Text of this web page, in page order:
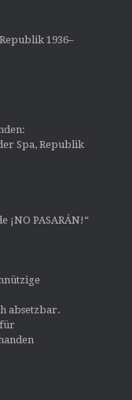
1936–
Spa, Republik
¡NO PASARÁN!“
absetzbar.